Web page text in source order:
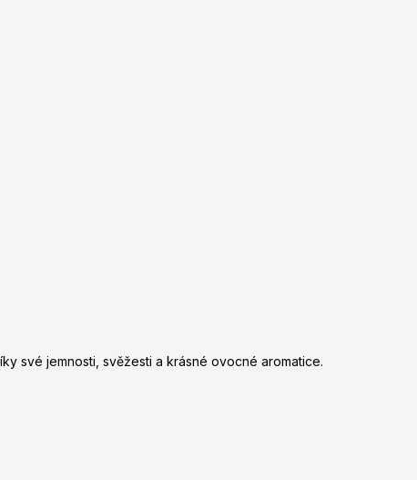
své jemnosti, svěžesti a krásné ovocné aromatice.